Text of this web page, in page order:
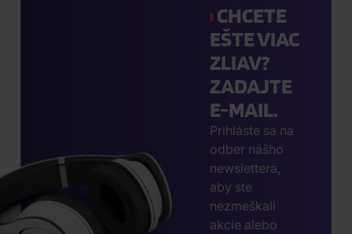
CHCETE
EŠTE VIAC
ZLIAV?
ZADAJTE
E-MAIL.
Prihláste sa na
odber nášho
newslettera,
aby ste
nezmeškali
akcie alebo